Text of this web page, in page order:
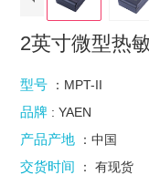
2英寸微型热
型号 ：MPT-II
品牌 : YAEN
产品产地 ：中国
交货时间 ： 有现货